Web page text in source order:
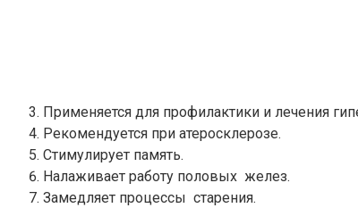
Применяется для профилактики и лечения
Рекомендуется при атеросклерозе.
Стимулирует память.
Налаживает работу половых желез.
Замедляет процессы старения.